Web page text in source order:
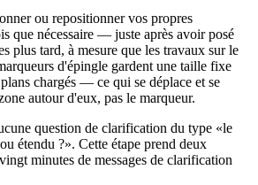
ou repositionner vos propres
que nécessaire — juste après avoir posé
plus tard, à mesure que les travaux sur le
d'épingle gardent une taille fixe
chargés — ce qui se déplace et se
autour d'eux, pas le marqueur.
question de clarification du type «le
étendu ?». Cette étape prend deux
minutes de messages de clarification